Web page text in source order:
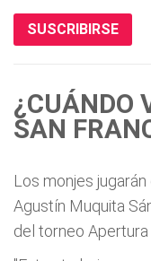
SUSCRIBIRSE
¿CUÁNDO
SAN
Los monjes
Agustín Muquita
del torneo Apertura